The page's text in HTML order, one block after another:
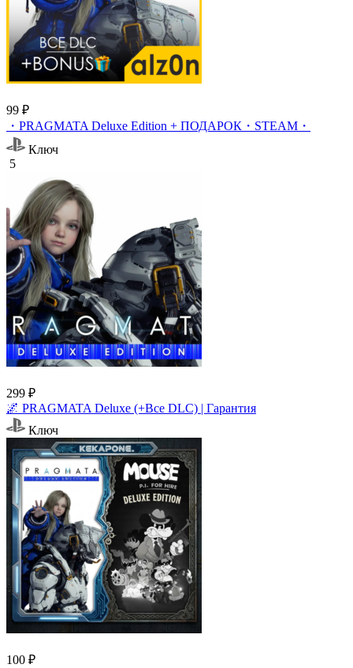
99 ₽
・PRAGMATA Deluxe Edition + ПОДАРОК・STEAM・
Ключ
5
299 ₽
🌌 PRAGMATA Deluxe (+Все DLC) | Гарантия
Ключ
100 ₽